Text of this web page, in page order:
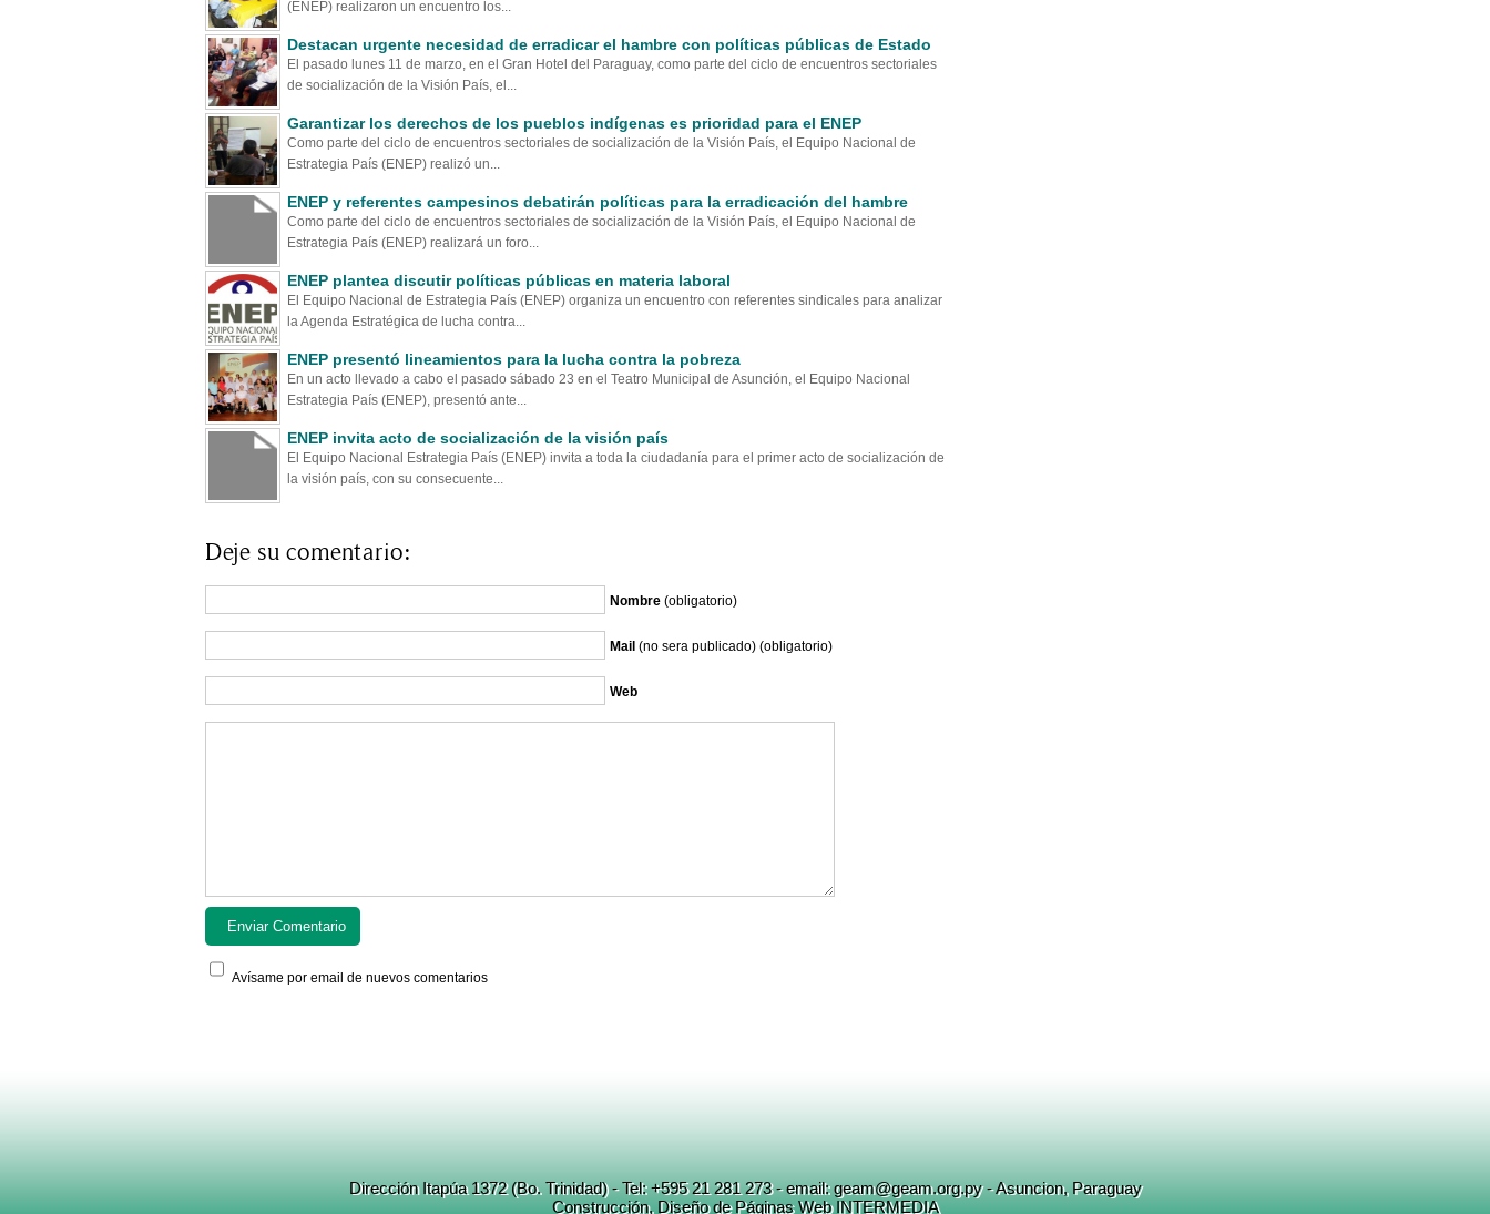
(ENEP) realizaron un encuentro los...
Destacan urgente necesidad de erradicar el hambre con políticas públicas de Estado
El pasado lunes 11 de marzo, en el Gran Hotel del Paraguay, como parte del ciclo de encuentros sectoriales
de socialización de la Visión País, el...
Garantizar los derechos de los pueblos indígenas es prioridad para el ENEP
Como parte del ciclo de encuentros sectoriales de socialización de la Visión País, el Equipo Nacional de
Estrategia País (ENEP) realizó un...
ENEP y referentes campesinos debatirán políticas para la erradicación del hambre
Como parte del ciclo de encuentros sectoriales de socialización de la Visión País, el Equipo Nacional de
Estrategia País (ENEP) realizará un foro...
ENEP plantea discutir políticas públicas en materia laboral
El Equipo Nacional de Estrategia País (ENEP) organiza un encuentro con referentes sindicales para analizar
la Agenda Estratégica de lucha contra...
ENEP presentó lineamientos para la lucha contra la pobreza
En un acto llevado a cabo el pasado sábado 23 en el Teatro Municipal de Asunción, el Equipo Nacional
Estrategia País (ENEP), presentó ante...
ENEP invita acto de socialización de la visión país
El Equipo Nacional Estrategia País (ENEP) invita a toda la ciudadanía para el primer acto de socialización de
la visión país, con su consecuente...
Deje su comentario:
Nombre(obligatorio)
Mail(no sera publicado) (obligatorio)
Web
Avísame por email de nuevos comentarios
Dirección Itapúa 1372 (Bo. Trinidad) - Tel: +595 21 281 273 - email: geam@geam.org.py - Asuncion, Paraguay
Construcción, DiseñodePáginas Web INTERMEDIA